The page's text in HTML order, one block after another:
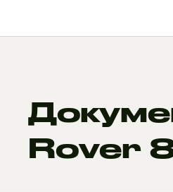
Rover